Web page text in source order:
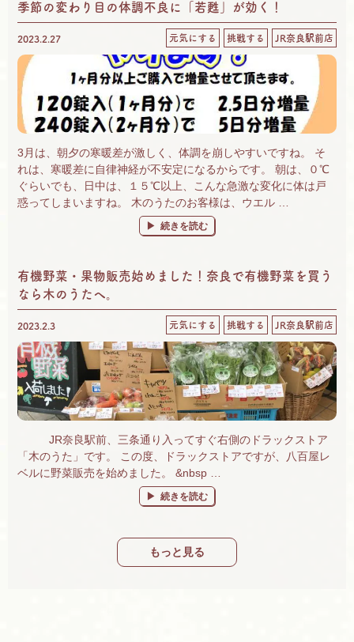
季節の変わり目の体調不良に「若甦」が効く！
2023.2.27 元気にする 挑戦する JR奈良駅前店
3月は、朝夕の寒暖差が激しく、体調を崩しやすいですね。 そ
れは、寒暖差に自律神経が不安定になるからです。 朝は、０℃
ぐらいでも、日中は、１５℃以上、こんな急激な変化に体は戸
惑ってしまいますね。 木のうたのお客様は、ウエル …
“季節の変わり目の体調不良に「若甦」が効
続きを読む
有機野菜・果物販売始めました！奈良で有機野菜を買う
なら木のうたへ。
2023.2.3 元気にする 挑戦する JR奈良駅前店
JR奈良駅前、三条通り入ってすぐ右側のドラックストア
「木のうた」です。 この度、ドラックストアですが、八百屋レ
ベルに野菜販売を始めました。 &nbsp …
“有機野菜・果物販売始めました！奈良で有
続きを読む
もっと見る